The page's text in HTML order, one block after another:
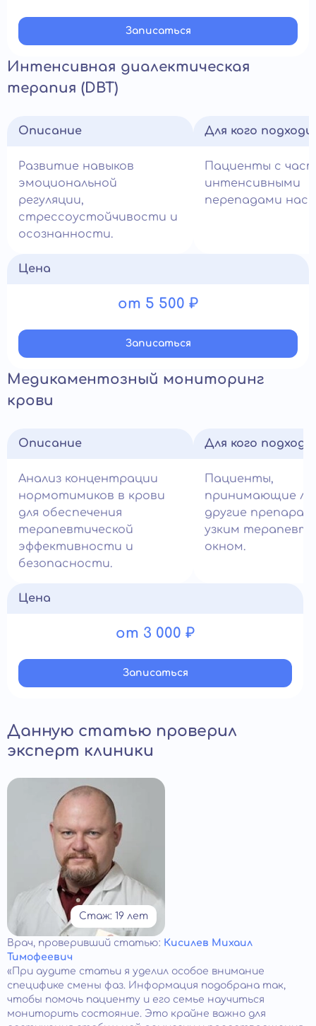
Записатьcя
Интенсивная диалектическая
терапия (DBT)
Описание
Развитие навыков
эмоциональной
регуляции,
стрессоустойчивости и
осознанности.
Для кого
Пациенты с
интенсивными
перепадами
Цена
от 5 500 ₽
Записатьcя
Медикаментозный мониторинг
крови
Описание
Анализ концентрации
нормотимиков в крови
для обеспечения
терапевтической
эффективности и
безопасности.
Для кого
Пациенты,
принимающие
другие
узким
окном.
Цена
от 3 000 ₽
Записатьcя
Данную статью проверил
эксперт клиники
Стаж: 19 лет
Врач, проверивший статью: Кисилев Михаил
Тимофеевич
«При аудите статьи я уделил особое внимание
специфике смены фаз. Информация подобрана так,
чтобы помочь пациенту и его семье научиться
мониторить состояние. Это крайне важно для